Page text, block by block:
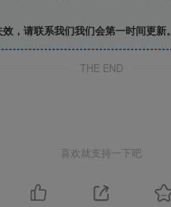
，请联系我们我们会第一时间更新。
THE END
喜欢就支持一下吧